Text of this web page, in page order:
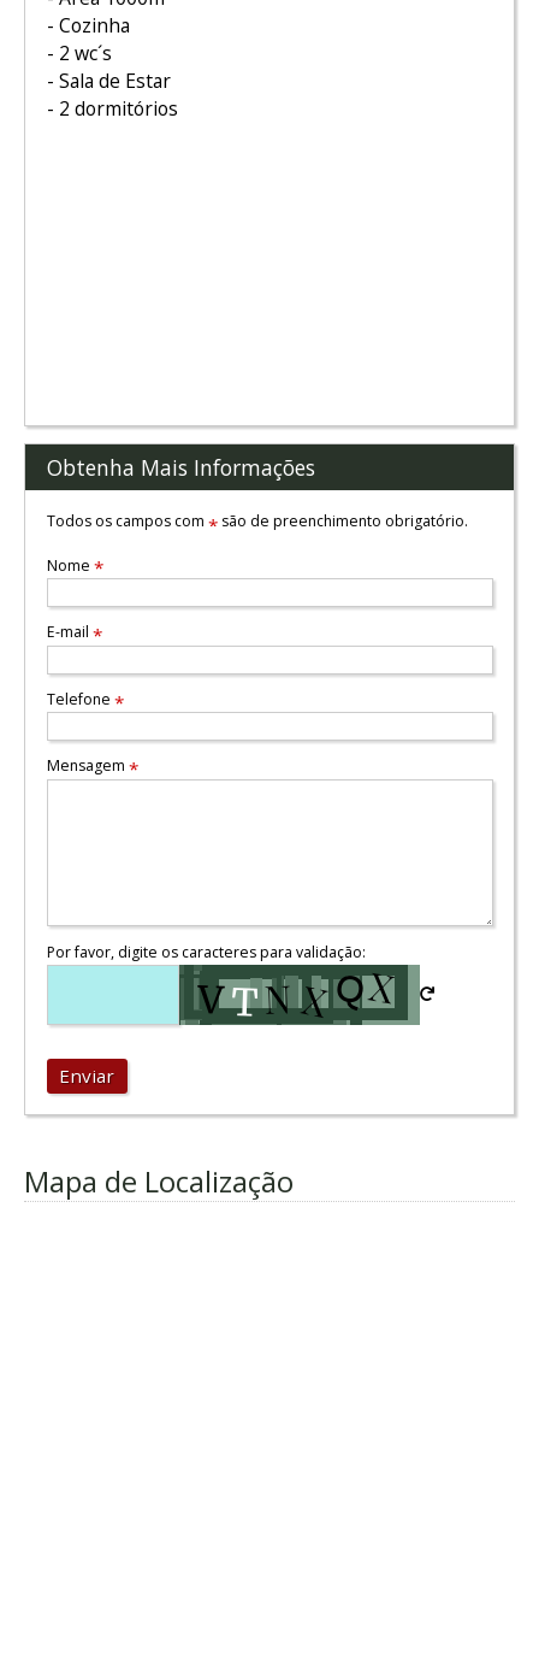
- Cozinha
- 2 wc´s
- Sala de Estar
- 2 dormitórios
Obtenha Mais Informações
Todos os campos com *são de preenchimento obrigatório.
Nome *
E-mail *
Telefone *
Mensagem *
Por favor, digite os caracteres para validação:
Enviar
Mapa de Localização